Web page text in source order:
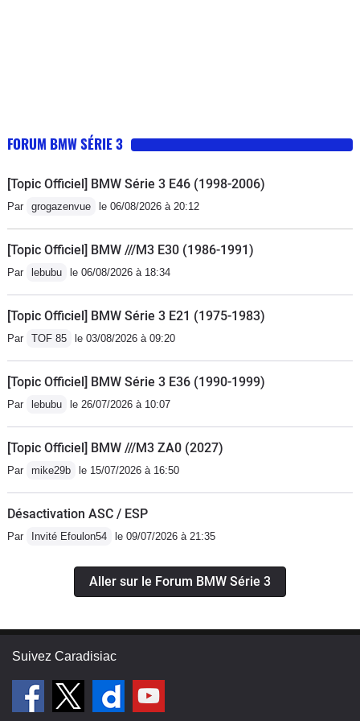
s entend...Ces problèmes de fiabilité
sont maintenant bien connu et
affectent les modèles de 2001 à 2005
FORUM BMW SÉRIE 3
[Topic Officiel] BMW Série 3 E46 (1998-2006)
Par grogazenvue le 06/08/2026 à 20:12
[Topic Officiel] BMW ///M3 E30 (1986-1991)
Par lebubu le 06/08/2026 à 18:34
[Topic Officiel] BMW Série 3 E21 (1975-1983)
Par TOF 85 le 03/08/2026 à 09:20
[Topic Officiel] BMW Série 3 E36 (1990-1999)
Par lebubu le 26/07/2026 à 10:07
[Topic Officiel] BMW ///M3 ZA0 (2027)
Par mike29b le 15/07/2026 à 16:50
Désactivation ASC / ESP
Par Invité Efoulon54 le 09/07/2026 à 21:35
Aller sur le Forum BMW Série 3
Suivez Caradisiac